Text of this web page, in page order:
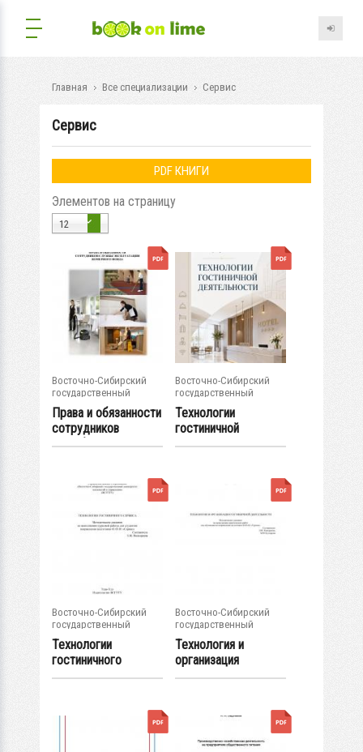
Главная Все специализации Сервис
Сервис
PDF КНИГИ
Элементов на страницу
12
Восточно-Сибирский
государственный
университет...
Права и обязанности
сотрудников
службы...
Восточно-Сибирский
государственный
университет...
Технологии
гостиничной
деятельности :
Восточно-Сибирский
государственный
университет...
Технологии
гостиничного
сервиса :
Восточно-Сибирский
государственный
университет...
Технология и
организация
гостиничной